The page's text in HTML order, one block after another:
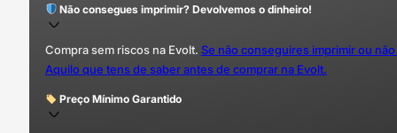
Não consegues imprimir? Devolvemos o dinheiro!
Compra sem riscos na Evolt. Se não conseguires imprimir ou
Aquilo que tens de saber antes de comprar na Evolt.
Preço Mínimo Garantido